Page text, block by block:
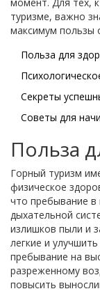
момент. Для тех,
туризме, важно
максимум пользы
Польза для
Секреты
Советы для
Польза
Горный туризм
физическое
что пребывание в
дыхательной
излишков пыли и
легкие и
пребывание на
разреженному
повысить